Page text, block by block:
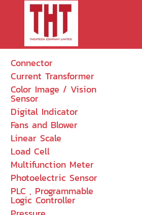
Connector
Current Transformer
Color Image / Vision
Sensor
Digital Indicator
Fans and Blower
Linear Scale
Load Cell
Multifunction Meter
Photoelectric Sensor
PLC , Programmable
Logic Controller